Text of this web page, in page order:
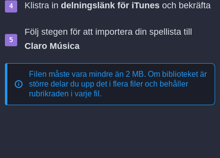
Klistra in delningslänk för iTunes och bekräfta
Följ stegen för att importera din spellista till
Claro Música
Filen måste vara mindre än 2 MB. Om biblioteket är
större delar du upp det i flera filer och behåller
rubrikraden i varje fil.